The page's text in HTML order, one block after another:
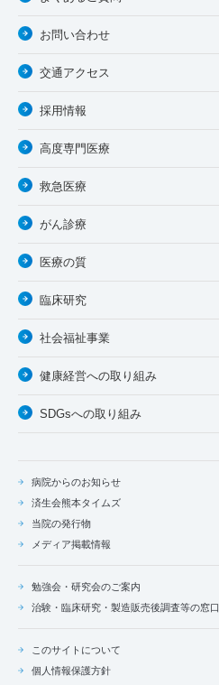
病院からのお知らせ
済生会熊本タイムズ
当院の発行物
メディア掲載情報
勉強会・研究会のご案内
治験・臨床研究・製造販売後調査等の窓口
このサイトについて
個人情報保護方針
お問い合わせ
交通アクセス
採用情報
高度専門医療
救急医療
がん診療
医療の質
臨床研究
社会福祉事業
健康経営への取り組み
SDGsへの取り組み